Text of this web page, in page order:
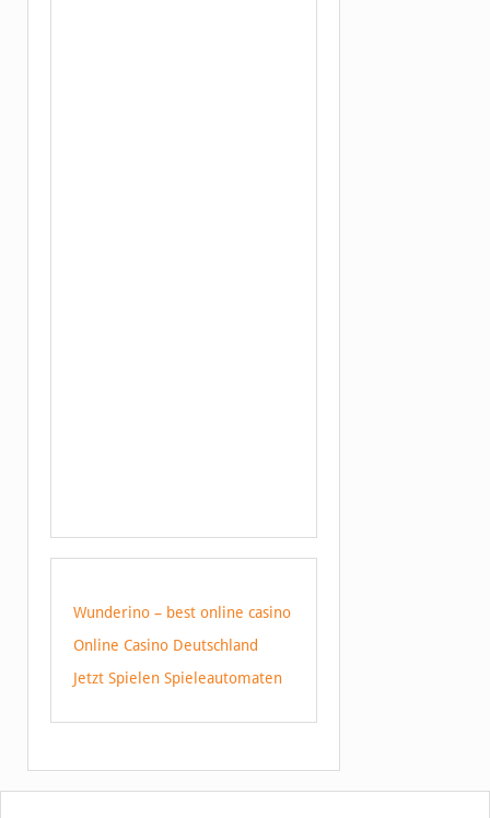
Wunderino – best online casino
Online Casino Deutschland
Jetzt Spielen Spieleautomaten